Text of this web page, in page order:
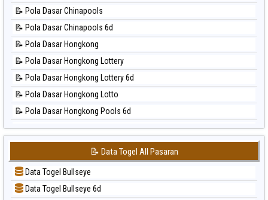
⚽ Bola Hitam Taiwan
📊 Statistik Nagoya
📊 Statistik New York Midday
📊 Statistik North Carolina Day
📊 Statistik Pcso
📊 Statistik Pennsylvania Day
📊 Statistik Sao Paulo
📊 Statistik Singapore
📊 Statistik Sydney
📊 Statistik Sydney Lottery
📊 Statistik Sydney Lottery 6d
📊 Statistik Sydney Lotto
📝 Pola Dasar Chinapools
📝 Pola Dasar Chinapools 6d
📝 Pola Dasar Hongkong
📝 Pola Dasar Hongkong Lottery
📝 Pola Dasar Hongkong Lottery 6d
📝 Pola Dasar Hongkong Lotto
📝 Pola Dasar Hongkong Pools 6d
📝 Pola Dasar Japan
📝 Pola Dasar Japan 6d
📝 Pola Dasar Korea
📝 Pola Dasar Kuda Lari
📝 Pola Dasar Magnum Cambodia
📝 Data Togel All Pasaran
Data Togel Bullseye
Data Togel Bullseye 6d